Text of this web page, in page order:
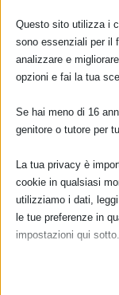
RISPONDI
Questo sito utilizza i
sono essenziali per il
analizzare e
opzioni e fai la tua
Se hai meno di 16
genitore o tutore per
La tua privacy è
cookie in qualsiasi
utilizziamo i dati,
le tue preferenze in
impostazioni qui sotto.